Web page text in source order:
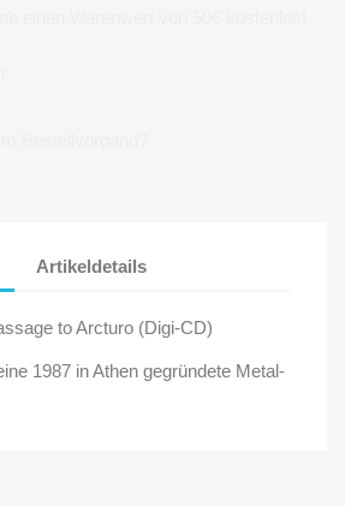
Artikeldetails
to Arcturo (Digi-CD)
1987 in Athen gegründete Metal-